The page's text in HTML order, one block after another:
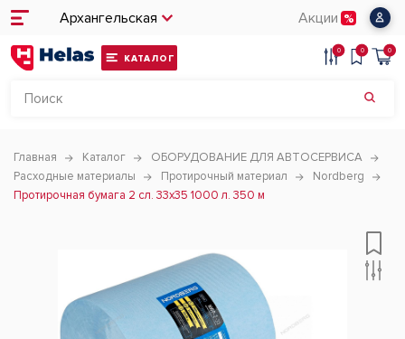
Архангельская Акции
КАТАЛОГ
0 0 0
Главная Каталог
ОБОРУДОВАНИЕ ДЛЯ АВТОСЕРВИСА
Расходные материалы
Протирочный материал
Nordberg
Протирочная бумага 2 сл. 33х35 1000 л. 350 м